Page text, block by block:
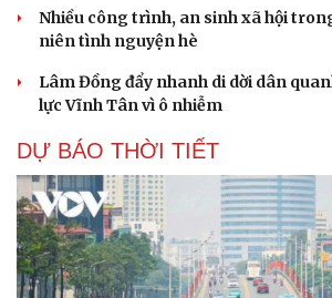
Nhiều công trình, an sinh xã hội
niên tình nguyện hè
Lâm Đồng đẩy nhanh di dời dân
lực Vĩnh Tân vì ô nhiễm
DỰ BÁO THỜI TIẾT